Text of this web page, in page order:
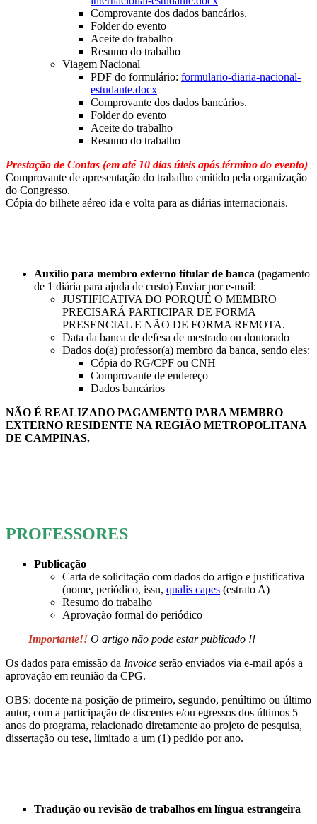
Comprovante dos dados bancários.
Folder do evento
Aceite do trabalho
Resumo do trabalho
Viagem Nacional
PDF do formulário: formulario-diaria-nacional-
estudante.docx
Comprovante dos dados bancários.
Folder do evento
Aceite do trabalho
Resumo do trabalho
Prestação de Contas (em até 10 dias úteis após término do evento)
Comprovante de apresentação do trabalho emitido pela organização
do Congresso.
Cópia do bilhete aéreo ida e volta para as diárias internacionais.
Auxílio para membro externo titular de banca (pagamento
de 1 diária para ajuda de custo) Enviar por e-mail:
JUSTIFICATIVA DO PORQUÊ O MEMBRO
PRECISARÁ PARTICIPAR DE FORMA
PRESENCIAL E NÃO DE FORMA REMOTA.
Data da banca de defesa de mestrado ou doutorado
Dados do(a) professor(a) membro da banca, sendo eles:
Cópia do RG/CPF ou CNH
Comprovante de endereço
Dados bancários
NÃO É REALIZADO PAGAMENTO PARA MEMBRO
EXTERNO RESIDENTE NA REGIÃO METROPOLITANA
DE CAMPINAS.
PROFESSORES
Publicação
Carta de solicitação com dados do artigo e justificativa
(nome, periódico, issn, qualis capes (estrato A)
Resumo do trabalho
Aprovação formal do periódico
Importante!! O artigo não pode estar publicado !!
Os dados para emissão da Invoice serão enviados via e-mail após a
aprovação em reunião da CPG.
OBS: docente na posição de primeiro, segundo, penúltimo ou último
autor, com a participação de discentes e/ou egressos dos últimos 5
anos do programa, relacionado diretamente ao projeto de pesquisa,
dissertação ou tese, limitado a um (1) pedido por ano.
Tradução ou revisão de trabalhos em língua estrangeira